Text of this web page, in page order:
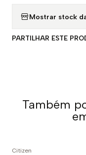
Mostrar stock
PARTILHAR ESTE
Também
Citizen